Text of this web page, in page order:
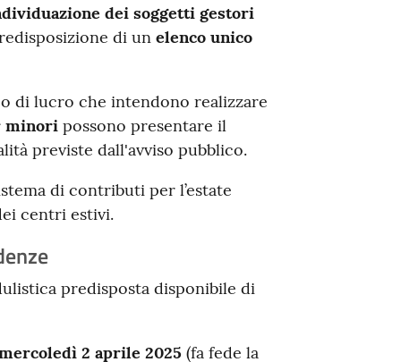
dei soggetti gestori
di un elenco unico
di lucro che intendono realizzare
minori possono presentare il
previste dall'avviso pubblico.
di contributi per l’estate
centri estivi.
predisposta disponibile di
2 aprile 2025 (fa fede la